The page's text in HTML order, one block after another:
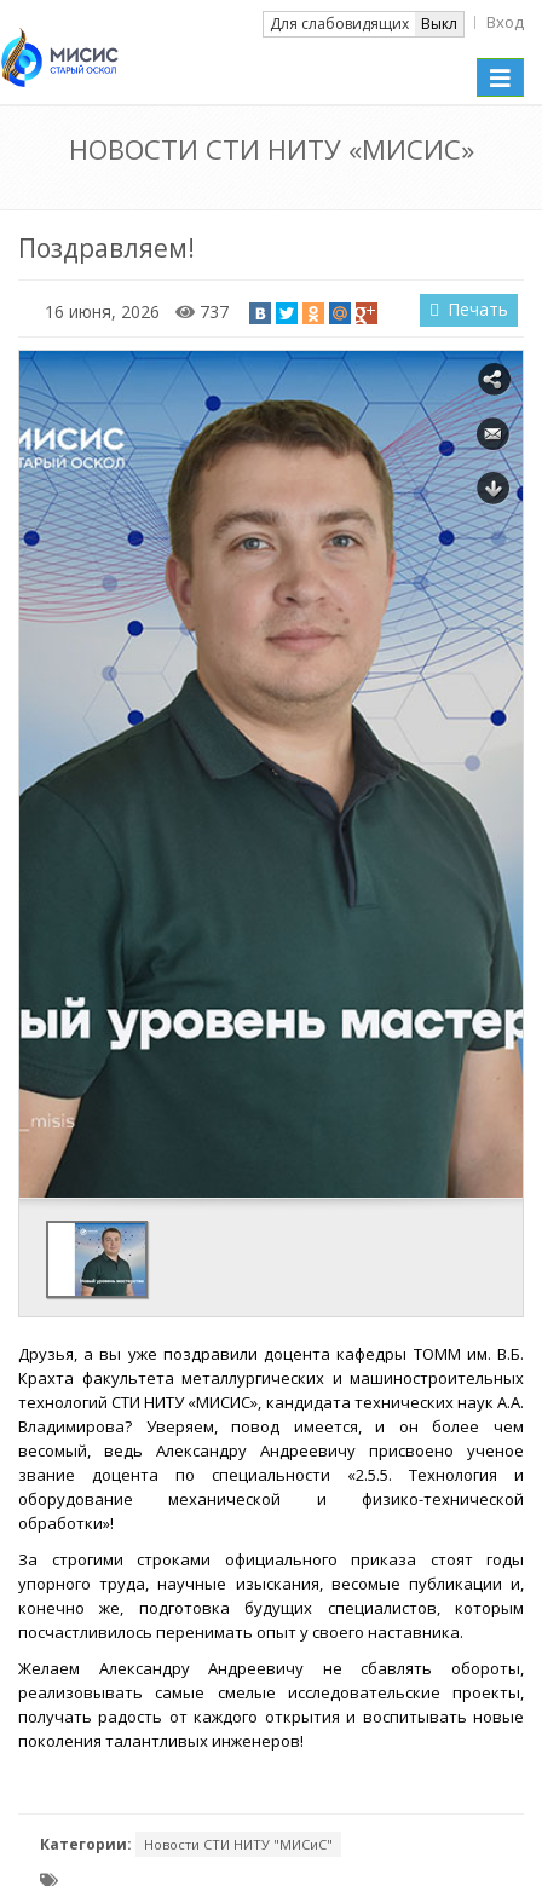
Для слабовидящих Выкл Вход
Toggle
НОВОСТИ СТИ НИТУ «МИСИС»
Поздравляем!
16 июня, 2026 737 Печать
Друзья, а вы уже поздравили доцента кафедры ТОММ им. В.Б.
Крахта факультета металлургических и машиностроительных
технологий СТИ НИТУ «МИСИС», кандидата технических наук А.А.
Владимирова? Уверяем, повод имеется, и он более чем
весомый, ведь Александру Андреевичу присвоено ученое
звание доцента по специальности «2.5.5. Технология и
оборудование механической и физико-технической
обработки»!
За строгими строками официального приказа стоят годы
упорного труда, научные изыскания, весомые публикации и,
конечно же, подготовка будущих специалистов, которым
посчастливилось перенимать опыт у своего наставника.
Желаем Александру Андреевичу не сбавлять обороты,
реализовывать самые смелые исследовательские проекты,
получать радость от каждого открытия и воспитывать новые
поколения талантливых инженеров!
Категории: Новости СТИ НИТУ "МИСиС"